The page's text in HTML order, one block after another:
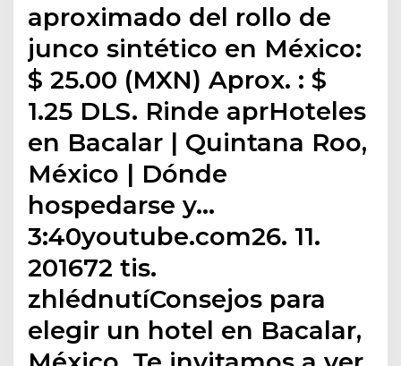
aproximado del rollo de
junco sintético en México:
$ 25.00 (MXN) Aprox. : $
1.25 DLS. Rinde aprHoteles
en Bacalar | Quintana Roo,
México | Dónde
hospedarse y…
3:40youtube.com26. 11.
201672 tis.
zhlédnutíConsejos para
elegir un hotel en Bacalar,